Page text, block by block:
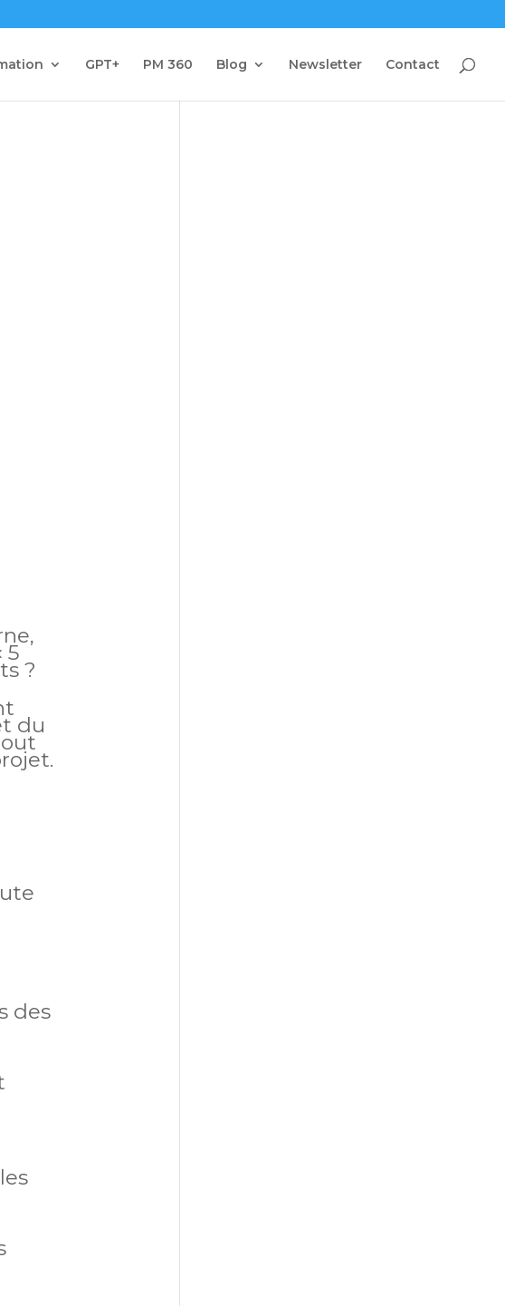
GPT+ PM 360 Blog Newsletter Contact
5
?
du
des